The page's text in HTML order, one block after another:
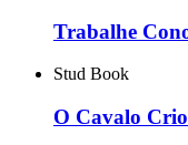
Trabalhe
Stud Book
O Cavalo